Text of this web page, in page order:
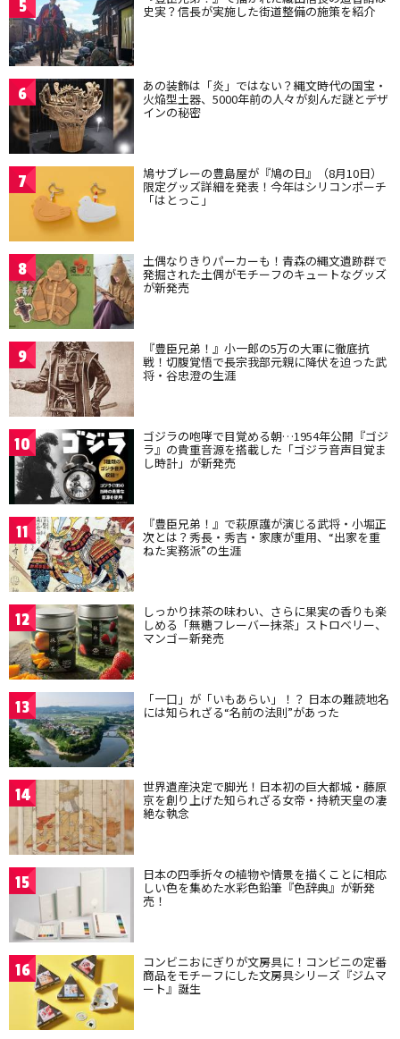
5 史実？信長が実施した街道整備の施策を紹介
6 あの装飾は「炎」ではない？縄文時代の国宝・
火焔型土器、5000年前の人々が刻んだ謎とデザ
インの秘密
7 鳩サブレーの豊島屋が『鳩の日』（8月10日）
限定グッズ詳細を発表！今年はシリコンポーチ
「はとっこ」
8 土偶なりきりパーカーも！青森の縄文遺跡群で
発掘された土偶がモチーフのキュートなグッズ
が新発売
9 『豊臣兄弟！』小一郎の5万の大軍に徹底抗
戦！切腹覚悟で長宗我部元親に降伏を迫った武
将・谷忠澄の生涯
10 ゴジラの咆哮で目覚める朝…1954年公開『ゴジ
ラ』の貴重音源を搭載した「ゴジラ音声目覚ま
し時計」が新発売
11 『豊臣兄弟！』で萩原護が演じる武将・小堀正
次とは？秀長・秀吉・家康が重用、“出家を重
ねた実務派”の生涯
12 しっかり抹茶の味わい、さらに果実の香りも楽
しめる「無糖フレーバー抹茶」ストロベリー、
マンゴー新発売
13 「一口」が「いもあらい」！？ 日本の難読地名
には知られざる“名前の法則”があった
14 世界遺産決定で脚光！日本初の巨大都城・藤原
京を創り上げた知られざる女帝・持統天皇の凄
絶な執念
15 日本の四季折々の植物や情景を描くことに相応
しい色を集めた水彩色鉛筆『色辞典』が新発
売！
16 コンビニおにぎりが文房具に！コンビニの定番
商品をモチーフにした文房具シリーズ『ジムマ
ート』誕生